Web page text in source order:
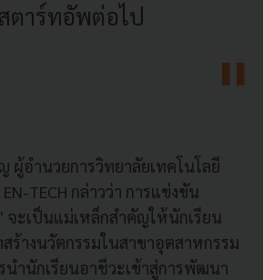
ตาร์ทอัพต่อไป
ผู้อำนวยการวิทยาลัยเทคโนโลยี
TECH กล่าวว่า การแข่งขัน
จะเป็นแม่เหล็กสำคัญให้นักเรียน
ร้างนวัตกรรมในสาขาอุตสาหกรรม
นำนักเรียนอาชีวะเข้าสู่การพัฒนา